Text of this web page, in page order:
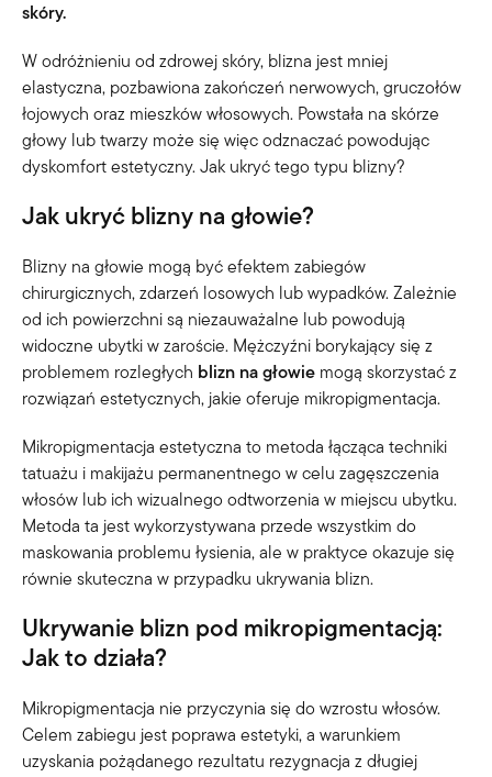
skóry.
W odróżnieniu od zdrowej skóry, blizna jest mniej
elastyczna, pozbawiona zakończeń nerwowych, gruczołów
łojowych oraz mieszków włosowych. Powstała na skórze
głowy lub twarzy może się więc odznaczać powodując
dyskomfort estetyczny. Jak ukryć tego typu blizny?
Jak ukryć blizny na głowie?
Blizny na głowie mogą być efektem zabiegów
chirurgicznych, zdarzeń losowych lub wypadków. Zależnie
od ich powierzchni są niezauważalne lub powodują
widoczne ubytki w zaroście. Mężczyźni borykający się z
problemem rozległych blizn na głowie mogą skorzystać z
rozwiązań estetycznych, jakie oferuje mikropigmentacja.
Mikropigmentacja estetyczna to metoda łącząca techniki
tatuażu i makijażu permanentnego w celu zagęszczenia
włosów lub ich wizualnego odtworzenia w miejscu ubytku.
Metoda ta jest wykorzystywana przede wszystkim do
maskowania problemu łysienia, ale w praktyce okazuje się
równie skuteczna w przypadku ukrywania blizn.
Ukrywanie blizn pod mikropigmentacją:
Jak to działa?
Mikropigmentacja nie przyczynia się do wzrostu włosów.
Celem zabiegu jest poprawa estetyki, a warunkiem
uzyskania pożądanego rezultatu rezygnacja z długiej